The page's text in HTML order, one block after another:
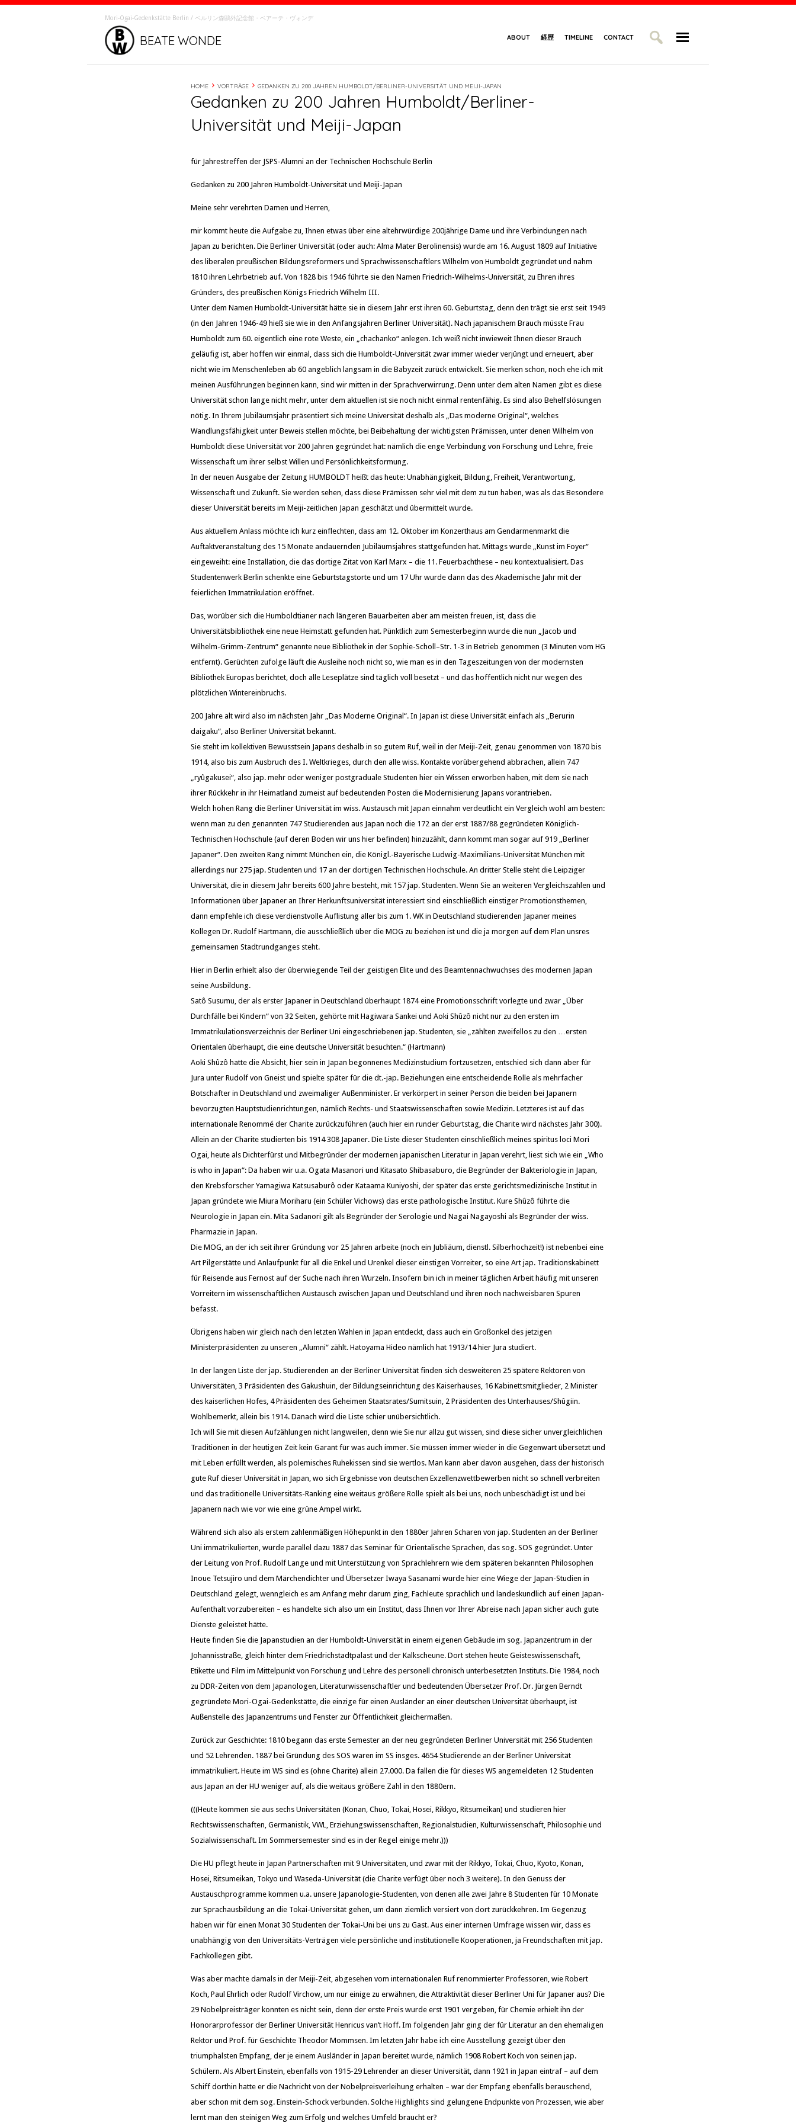
Mori-Ôgai-Gedenkstätte Berlin / ベルリン森鷗外記念館・ベアーテ・ヴォンデ
BEATE WONDE ABOUT 経歴 TIMELINE CONTACT
HOME VORTRÄGE GEDANKEN ZU 200 JAHREN HUMBOLDT/BERLINER-UNIVERSITÄT UND MEIJI-JAPAN
Gedanken zu 200 Jahren Humboldt/Berliner-
Universität und Meiji-Japan
für Jahrestreffen der JSPS-Alumni an der Technischen Hochschule Berlin
Gedanken zu 200 Jahren Humboldt-Universität und Meiji-Japan
Meine sehr verehrten Damen und Herren,
mir kommt heute die Aufgabe zu, Ihnen etwas über eine altehrwürdige 200jährige Dame und ihre Verbindungen nach
Japan zu berichten. Die Berliner Universität (oder auch: Alma Mater Berolinensis) wurde am 16. August 1809 auf Initiative
des liberalen preußischen Bildungsreformers und Sprachwissenschaftlers Wilhelm von Humboldt gegründet und nahm
1810 ihren Lehrbetrieb auf. Von 1828 bis 1946 führte sie den Namen Friedrich-Wilhelms-Universität, zu Ehren ihres
Gründers, des preußischen Königs Friedrich Wilhelm III.
Unter dem Namen Humboldt-Universität hätte sie in diesem Jahr erst ihren 60. Geburtstag, denn den trägt sie erst seit 1949
(in den Jahren 1946-49 hieß sie wie in den Anfangsjahren Berliner Universität). Nach japanischem Brauch müsste Frau
Humboldt zum 60. eigentlich eine rote Weste, ein „chachanko“ anlegen. Ich weiß nicht inwieweit Ihnen dieser Brauch
geläufig ist, aber hoffen wir einmal, dass sich die Humboldt-Universität zwar immer wieder verjüngt und erneuert, aber
nicht wie im Menschenleben ab 60 angeblich langsam in die Babyzeit zurück entwickelt. Sie merken schon, noch ehe ich mit
meinen Ausführungen beginnen kann, sind wir mitten in der Sprachverwirrung. Denn unter dem alten Namen gibt es diese
Universität schon lange nicht mehr, unter dem aktuellen ist sie noch nicht einmal rentenfähig. Es sind also Behelfslösungen
nötig. In Ihrem Jubiläumsjahr präsentiert sich meine Universität deshalb als „Das moderne Original“, welches
Wandlungsfähigkeit unter Beweis stellen möchte, bei Beibehaltung der wichtigsten Prämissen, unter denen Wilhelm von
Humboldt diese Universität vor 200 Jahren gegründet hat: nämlich die enge Verbindung von Forschung und Lehre, freie
Wissenschaft um ihrer selbst Willen und Persönlichkeitsformung.
In der neuen Ausgabe der Zeitung HUMBOLDT heißt das heute: Unabhängigkeit, Bildung, Freiheit, Verantwortung,
Wissenschaft und Zukunft. Sie werden sehen, dass diese Prämissen sehr viel mit dem zu tun haben, was als das Besondere
dieser Universität bereits im Meiji-zeitlichen Japan geschätzt und übermittelt wurde.
Aus aktuellem Anlass möchte ich kurz einflechten, dass am 12. Oktober im Konzerthaus am Gendarmenmarkt die
Auftaktveranstaltung des 15 Monate andauernden Jubiläumsjahres stattgefunden hat. Mittags wurde „Kunst im Foyer“
eingeweiht: eine Installation, die das dortige Zitat von Karl Marx – die 11. Feuerbachthese – neu kontextualisiert. Das
Studentenwerk Berlin schenkte eine Geburtstagstorte und um 17 Uhr wurde dann das des Akademische Jahr mit der
feierlichen Immatrikulation eröffnet.
Das, worüber sich die Humboldtianer nach längeren Bauarbeiten aber am meisten freuen, ist, dass die
Universitätsbibliothek eine neue Heimstatt gefunden hat. Pünktlich zum Semesterbeginn wurde die nun „Jacob und
Wilhelm-Grimm-Zentrum“ genannte neue Bibliothek in der Sophie-Scholl–Str. 1-3 in Betrieb genommen (3 Minuten vom HG
entfernt). Gerüchten zufolge läuft die Ausleihe noch nicht so, wie man es in den Tageszeitungen von der modernsten
Bibliothek Europas berichtet, doch alle Leseplätze sind täglich voll besetzt – und das hoffentlich nicht nur wegen des
plötzlichen Wintereinbruchs.
200 Jahre alt wird also im nächsten Jahr „Das Moderne Original“. In Japan ist diese Universität einfach als „Berurin
daigaku“, also Berliner Universität bekannt.
Sie steht im kollektiven Bewusstsein Japans deshalb in so gutem Ruf, weil in der Meiji-Zeit, genau genommen von 1870 bis
1914, also bis zum Ausbruch des I. Weltkrieges, durch den alle wiss. Kontakte vorübergehend abbrachen, allein 747
„ryûgakusei“, also jap. mehr oder weniger postgraduale Studenten hier ein Wissen erworben haben, mit dem sie nach
ihrer Rückkehr in ihr Heimatland zumeist auf bedeutenden Posten die Modernisierung Japans vorantrieben.
Welch hohen Rang die Berliner Universität im wiss. Austausch mit Japan einnahm verdeutlicht ein Vergleich wohl am besten:
wenn man zu den genannten 747 Studierenden aus Japan noch die 172 an der erst 1887/88 gegründeten Königlich-
Technischen Hochschule (auf deren Boden wir uns hier befinden) hinzuzählt, dann kommt man sogar auf 919 „Berliner
Japaner“. Den zweiten Rang nimmt München ein, die Königl.-Bayerische Ludwig-Maximilians-Universität München mit
allerdings nur 275 jap. Studenten und 17 an der dortigen Technischen Hochschule. An dritter Stelle steht die Leipziger
Universität, die in diesem Jahr bereits 600 Jahre besteht, mit 157 jap. Studenten. Wenn Sie an weiteren Vergleichszahlen und
Informationen über Japaner an Ihrer Herkunftsuniversität interessiert sind einschließlich einstiger Promotionsthemen,
dann empfehle ich diese verdienstvolle Auflistung aller bis zum 1. WK in Deutschland studierenden Japaner meines
Kollegen Dr. Rudolf Hartmann, die ausschließlich über die MOG zu beziehen ist und die ja morgen auf dem Plan unsres
gemeinsamen Stadtrundganges steht.
Hier in Berlin erhielt also der überwiegende Teil der geistigen Elite und des Beamtennachwuchses des modernen Japan
seine Ausbildung.
Satô Susumu, der als erster Japaner in Deutschland überhaupt 1874 eine Promotionsschrift vorlegte und zwar „Über
Durchfälle bei Kindern“ von 32 Seiten, gehörte mit Hagiwara Sankei und Aoki Shûzô nicht nur zu den ersten im
Immatrikulationsverzeichnis der Berliner Uni eingeschriebenen jap. Studenten, sie „zählten zweifellos zu den …ersten
Orientalen überhaupt, die eine deutsche Universität besuchten.“ (Hartmann)
Aoki Shûzô hatte die Absicht, hier sein in Japan begonnenes Medizinstudium fortzusetzen, entschied sich dann aber für
Jura unter Rudolf von Gneist und spielte später für die dt.-jap. Beziehungen eine entscheidende Rolle als mehrfacher
Botschafter in Deutschland und zweimaliger Außenminister. Er verkörpert in seiner Person die beiden bei Japanern
bevorzugten Hauptstudienrichtungen, nämlich Rechts- und Staatswissenschaften sowie Medizin. Letzteres ist auf das
internationale Renommé der Charite zurückzuführen (auch hier ein runder Geburtstag, die Charite wird nächstes Jahr 300).
Allein an der Charite studierten bis 1914 308 Japaner. Die Liste dieser Studenten einschließlich meines spiritus loci Mori
Ogai, heute als Dichterfürst und Mitbegründer der modernen japanischen Literatur in Japan verehrt, liest sich wie ein „Who
is who in Japan“: Da haben wir u.a. Ogata Masanori und Kitasato Shibasaburo, die Begründer der Bakteriologie in Japan,
den Krebsforscher Yamagiwa Katsusaburô oder Kataama Kuniyoshi, der später das erste gerichtsmedizinische Institut in
Japan gründete wie Miura Moriharu (ein Schüler Vichows) das erste pathologische Institut. Kure Shûzô führte die
Neurologie in Japan ein. Mita Sadanori gilt als Begründer der Serologie und Nagai Nagayoshi als Begründer der wiss.
Pharmazie in Japan.
Die MOG, an der ich seit ihrer Gründung vor 25 Jahren arbeite (noch ein Jubliäum, dienstl. Silberhochzeit!) ist nebenbei eine
Art Pilgerstätte und Anlaufpunkt für all die Enkel und Urenkel dieser einstigen Vorreiter, so eine Art jap. Traditionskabinett
für Reisende aus Fernost auf der Suche nach ihren Wurzeln. Insofern bin ich in meiner täglichen Arbeit häufig mit unseren
Vorreitern im wissenschaftlichen Austausch zwischen Japan und Deutschland und ihren noch nachweisbaren Spuren
befasst.
Übrigens haben wir gleich nach den letzten Wahlen in Japan entdeckt, dass auch ein Großonkel des jetzigen
Ministerpräsidenten zu unseren „Alumni“ zählt. Hatoyama Hideo nämlich hat 1913/14 hier Jura studiert.
In der langen Liste der jap. Studierenden an der Berliner Universität finden sich desweiteren 25 spätere Rektoren von
Universitäten, 3 Präsidenten des Gakushuin, der Bildungseinrichtung des Kaiserhauses, 16 Kabinettsmitglieder, 2 Minister
des kaiserlichen Hofes, 4 Präsidenten des Geheimen Staatsrates/Sumitsuin, 2 Präsidenten des Unterhauses/Shûgiin.
Wohlbemerkt, allein bis 1914. Danach wird die Liste schier unübersichtlich.
Ich will Sie mit diesen Aufzählungen nicht langweilen, denn wie Sie nur allzu gut wissen, sind diese sicher unvergleichlichen
Traditionen in der heutigen Zeit kein Garant für was auch immer. Sie müssen immer wieder in die Gegenwart übersetzt und
mit Leben erfüllt werden, als polemisches Ruhekissen sind sie wertlos. Man kann aber davon ausgehen, dass der historisch
gute Ruf dieser Universität in Japan, wo sich Ergebnisse von deutschen Exzellenzwettbewerben nicht so schnell verbreiten
und das traditionelle Universitäts-Ranking eine weitaus größere Rolle spielt als bei uns, noch unbeschädigt ist und bei
Japanern nach wie vor wie eine grüne Ampel wirkt.
Während sich also als erstem zahlenmäßigen Höhepunkt in den 1880er Jahren Scharen von jap. Studenten an der Berliner
Uni immatrikulierten, wurde parallel dazu 1887 das Seminar für Orientalische Sprachen, das sog. SOS gegründet. Unter
der Leitung von Prof. Rudolf Lange und mit Unterstützung von Sprachlehrern wie dem späteren bekannten Philosophen
Inoue Tetsujiro und dem Märchendichter und Übersetzer Iwaya Sasanami wurde hier eine Wiege der Japan-Studien in
Deutschland gelegt, wenngleich es am Anfang mehr darum ging, Fachleute sprachlich und landeskundlich auf einen Japan-
Aufenthalt vorzubereiten – es handelte sich also um ein Institut, dass Ihnen vor Ihrer Abreise nach Japan sicher auch gute
Dienste geleistet hätte.
Heute finden Sie die Japanstudien an der Humboldt-Universität in einem eigenen Gebäude im sog. Japanzentrum in der
Johannisstraße, gleich hinter dem Friedrichstadtpalast und der Kalkscheune. Dort stehen heute Geisteswissenschaft,
Etikette und Film im Mittelpunkt von Forschung und Lehre des personell chronisch unterbesetzten Instituts. Die 1984, noch
zu DDR-Zeiten von dem Japanologen, Literaturwissenschaftler und bedeutenden Übersetzer Prof. Dr. Jürgen Berndt
gegründete Mori-Ogai-Gedenkstätte, die einzige für einen Ausländer an einer deutschen Universität überhaupt, ist
Außenstelle des Japanzentrums und Fenster zur Öffentlichkeit gleichermaßen.
Zurück zur Geschichte: 1810 begann das erste Semester an der neu gegründeten Berliner Universität mit 256 Studenten
und 52 Lehrenden. 1887 bei Gründung des SOS waren im SS insges. 4654 Studierende an der Berliner Universität
immatrikuliert. Heute im WS sind es (ohne Charite) allein 27.000. Da fallen die für dieses WS angemeldeten 12 Studenten
aus Japan an der HU weniger auf, als die weitaus größere Zahl in den 1880ern.
(((Heute kommen sie aus sechs Universitäten (Konan, Chuo, Tokai, Hosei, Rikkyo, Ritsumeikan) und studieren hier
Rechtswissenschaften, Germanistik, VWL, Erziehungswissenschaften, Regionalstudien, Kulturwissenschaft, Philosophie und
Sozialwissenschaft. Im Sommersemester sind es in der Regel einige mehr.)))
Die HU pflegt heute in Japan Partnerschaften mit 9 Universitäten, und zwar mit der Rikkyo, Tokai, Chuo, Kyoto, Konan,
Hosei, Ritsumeikan, Tokyo und Waseda-Universität (die Charite verfügt über noch 3 weitere). In den Genuss der
Austauschprogramme kommen u.a. unsere Japanologie-Studenten, von denen alle zwei Jahre 8 Studenten für 10 Monate
zur Sprachausbildung an die Tokai-Universität gehen, um dann ziemlich versiert von dort zurückkehren. Im Gegenzug
haben wir für einen Monat 30 Studenten der Tokai-Uni bei uns zu Gast. Aus einer internen Umfrage wissen wir, dass es
unabhängig von den Universitäts-Verträgen viele persönliche und institutionelle Kooperationen, ja Freundschaften mit jap.
Fachkollegen gibt.
Was aber machte damals in der Meiji-Zeit, abgesehen vom internationalen Ruf renommierter Professoren, wie Robert
Koch, Paul Ehrlich oder Rudolf Virchow, um nur einige zu erwähnen, die Attraktivität dieser Berliner Uni für Japaner aus? Die
29 Nobelpreisträger konnten es nicht sein, denn der erste Preis wurde erst 1901 vergeben, für Chemie erhielt ihn der
Honorarprofessor der Berliner Universität Henricus van’t Hoff. Im folgenden Jahr ging der für Literatur an den ehemaligen
Rektor und Prof. für Geschichte Theodor Mommsen. Im letzten Jahr habe ich eine Ausstellung gezeigt über den
triumphalsten Empfang, der je einem Ausländer in Japan bereitet wurde, nämlich 1908 Robert Koch von seinen jap.
Schülern. Als Albert Einstein, ebenfalls von 1915-29 Lehrender an dieser Universität, dann 1921 in Japan eintraf – auf dem
Schiff dorthin hatte er die Nachricht von der Nobelpreisverleihung erhalten – war der Empfang ebenfalls berauschend,
aber schon mit dem sog. Einstein-Schock verbunden. Solche Highlights sind gelungene Endpunkte von Prozessen, wie aber
lernt man den steinigen Weg zum Erfolg und welches Umfeld braucht er?